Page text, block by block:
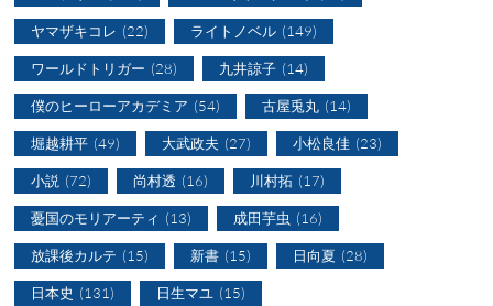
ヤマザキコレ (22) ライトノベル (149)
ワールドトリガー (28) 九井諒子 (14)
僕のヒーローアカデミア (54) 古屋兎丸 (14)
堀越耕平 (49) 大武政夫 (27) 小松良佳 (23)
小説 (72) 尚村透 (16) 川村拓 (17)
憂国のモリアーティ (13) 成田芋虫 (16)
放課後カルテ (15) 新書 (15) 日向夏 (28)
日本史 (131) 日生マユ (15)